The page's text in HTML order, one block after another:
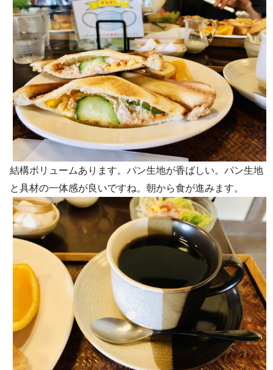
結構ボリュームあります。パン生地が香ばしい。パン生地
と具材の一体感が良いですね。朝から食が進みます。